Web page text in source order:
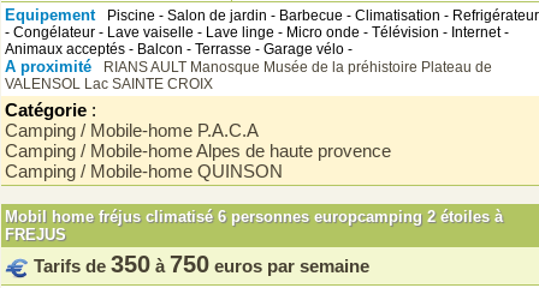
Equipement
Piscine - Salon de jardin - Barbecue - Climatisation - Refrigérateur
- Congélateur - Lave vaiselle - Lave linge - Micro onde - Télévision - Internet -
Animaux acceptés - Balcon - Terrasse - Garage vélo -
A proximité RIANSAULT Manosque Musée de la préhistoire Plateau de
VALENSOL Lac SAINTE CROIX
Catégorie :
Camping / Mobile-home P.A.C.A
Camping / Mobile-home Alpes de haute provence
Camping / Mobile-home QUINSON
Mobil home fréjus climatisé 6 personnes europcamping 2 étoiles à
FREJUS
Tarifs de 350 à 750 euros par semaine